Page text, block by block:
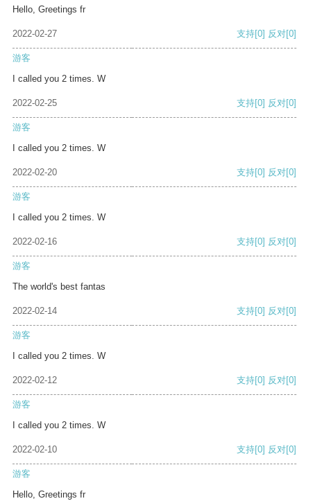
Hello, Greetings fr
2022-02-27 支持[0] 反对[0]
游客
I called you 2 times. W
2022-02-25 支持[0] 反对[0]
游客
I called you 2 times. W
2022-02-20 支持[0] 反对[0]
游客
I called you 2 times. W
2022-02-16 支持[0] 反对[0]
游客
The world's best fantas
2022-02-14 支持[0] 反对[0]
游客
I called you 2 times. W
2022-02-12 支持[0] 反对[0]
游客
I called you 2 times. W
2022-02-10 支持[0] 反对[0]
游客
Hello, Greetings fr